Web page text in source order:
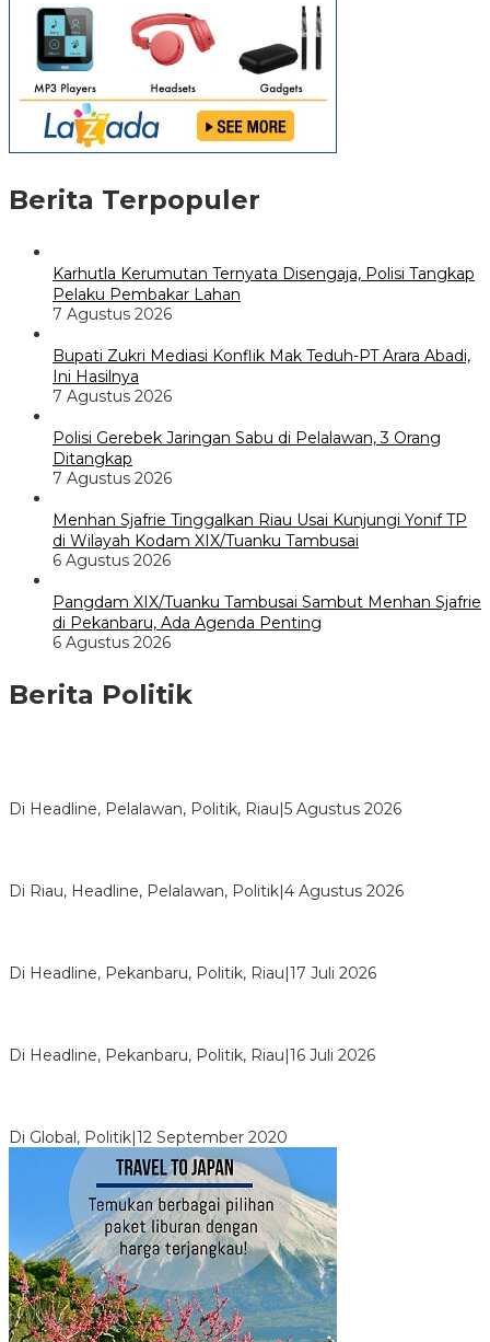
Berita Terpopuler
Karhutla Kerumutan Ternyata Disengaja, Polisi Tangkap
Pelaku Pembakar Lahan
7 Agustus 2026
Bupati Zukri Mediasi Konflik Mak Teduh-PT Arara Abadi,
Ini Hasilnya
7 Agustus 2026
Polisi Gerebek Jaringan Sabu di Pelalawan, 3 Orang
Ditangkap
7 Agustus 2026
Menhan Sjafrie Tinggalkan Riau Usai Kunjungi Yonif TP
di Wilayah Kodam XIX/Tuanku Tambusai
6 Agustus 2026
Pangdam XIX/Tuanku Tambusai Sambut Menhan Sjafrie
di Pekanbaru, Ada Agenda Penting
6 Agustus 2026
Berita Politik
Di Headline, Pelalawan, Politik, Riau|5 Agustus 2026
Di Riau, Headline, Pelalawan, Politik|4 Agustus 2026
Di Headline, Pekanbaru, Politik, Riau|17 Juli 2026
Di Headline, Pekanbaru, Politik, Riau|16 Juli 2026
Di Global, Politik|12 September 2020